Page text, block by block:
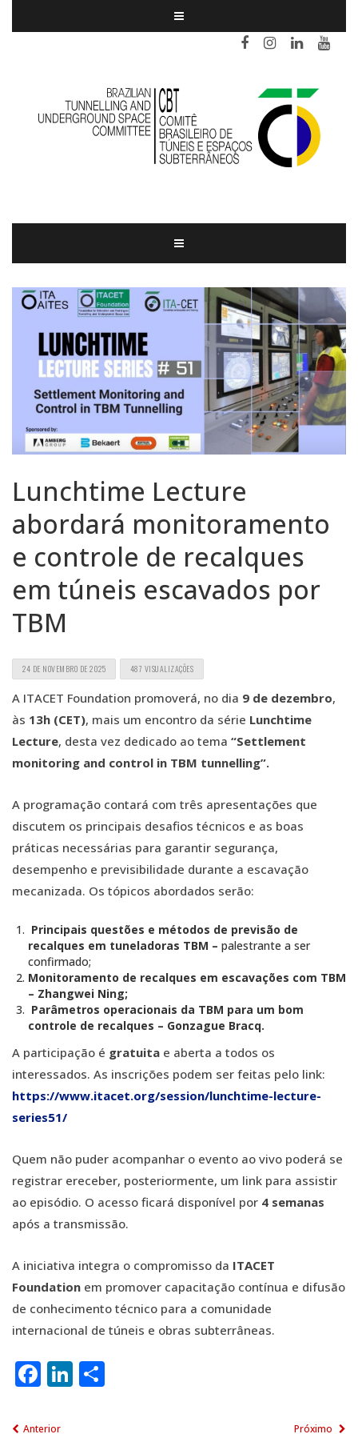
Lunchtime Lecture
abordará monitoramento
e controle de recalques
em túneis escavados por
TBM
24 DE NOVEMBRO DE 2025 487 VISUALIZAÇÕES
A ITACET Foundation promoverá, no dia 9 de dezembro,
às 13h (CET), mais um encontro da série Lunchtime
Lecture, desta vez dedicado ao tema “Settlement
monitoring and control in TBM tunnelling”.
A programação contará com três apresentações que
discutem os principais desafios técnicos e as boas
práticas necessárias para garantir segurança,
desempenho e previsibilidade durante a escavação
mecanizada. Os tópicos abordados serão:
Principais questões e métodos de previsão de
recalques em tuneladoras TBM – palestrante a ser
confirmado;
Monitoramento de recalques em escavações com TBM
– Zhangwei Ning;
Parâmetros operacionais da TBM para um bom
controle de recalques – Gonzague Bracq.
A participação é gratuita e aberta a todos os
interessados. As inscrições podem ser feitas pelo link:
https://www.itacet.org/session/lunchtime-lecture-
series51/
Quem não puder acompanhar o evento ao vivo poderá se
registrar ereceber, posteriormente, um link para assistir
ao episódio. O acesso ficará disponível por 4 semanas
após a transmissão.
A iniciativa integra o compromisso da ITACET
Foundation em promover capacitação contínua e difusão
de conhecimento técnico para a comunidade
internacional de túneis e obras subterrâneas.
Facebook
LinkedIn
Anterior Próximo